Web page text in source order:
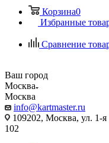
Корзина0
Избранные
Сравнение
Ваш город
Москва
Москва
info@kartmaster.ru
109202, Москва, ул. 1-
102